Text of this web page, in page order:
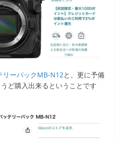
リーパックMB-N12と、更に予備
ど購入出来るということです